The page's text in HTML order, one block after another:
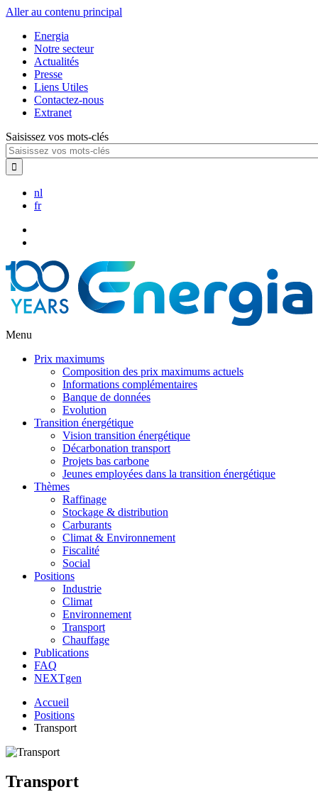
Aller au contenu principal
Energia
Notre secteur
Actualités
Presse
Liens Utiles
Contactez-nous
Extranet
Saisissez vos mots-clés
nl
fr
Menu
Prix maximums
Composition des prix maximums actuels
Informations complémentaires
Banque de données
Evolution
Transition énergétique
Vision transition énergétique
Décarbonation transport
Projets bas carbone
Jeunes employées dans la transition énergétique
Thèmes
Raffinage
Stockage & distribution
Carburants
Climat & Environnement
Fiscalité
Social
Positions
Industrie
Climat
Environnement
Transport
Chauffage
Publications
FAQ
NEXTgen
Accueil
Positions
Transport
Transport